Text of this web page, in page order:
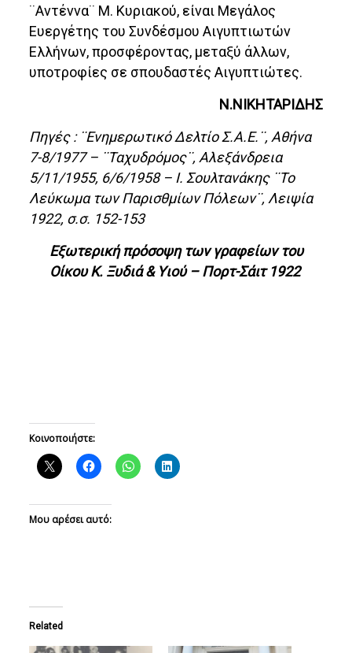
¨Αντέννα¨ Μ. Κυριακού, είναι Μεγάλος
Ευεργέτης του Συνδέσμου Αιγυπτιωτών
Ελλήνων, προσφέροντας, μεταξύ άλλων,
υποτροφίες σε σπουδαστές Αιγυπτιώτες.
Ν.ΝΙΚΗΤΑΡΙΔΗΣ
Πηγές : ¨Ενημερωτικό Δελτίο Σ.Α.Ε.¨, Αθήνα
7-8/1977 – ¨Ταχυδρόμος¨, Αλεξάνδρεια
5/11/1955, 6/6/1958 – Ι. Σουλτανάκης ¨Το
Λεύκωμα των Παρισθμίων Πόλεων¨, Λειψία
1922, σ.σ. 152-153
Εξωτερική πρόσοψη των γραφείων του
Οίκου Κ. Ξυδιά & Υιού – Πορτ-Σάιτ 1922
Κοινοποιήστε:
Μου αρέσει αυτό:
Related